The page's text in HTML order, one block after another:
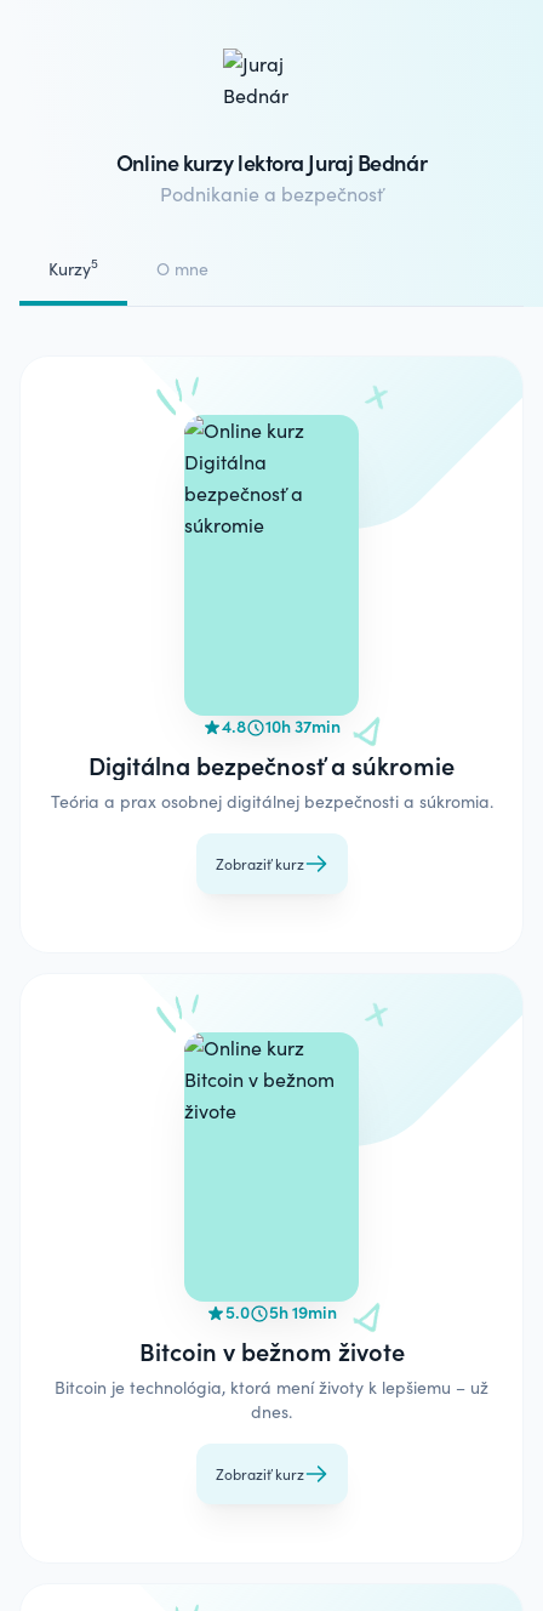
Online kurzy lektora Juraj Bednár
Podnikanie a bezpečnosť
Kurzy5 O mne
4.8 10h 37min
Digitálna bezpečnosť a súkromie
Teória a prax osobnej digitálnej bezpečnosti a súkromia.
Zobraziť kurz
5.0 5h 19min
Bitcoin v bežnom živote
Bitcoin je technológia, ktorá mení životy k lepšiemu – už
dnes.
Zobraziť kurz